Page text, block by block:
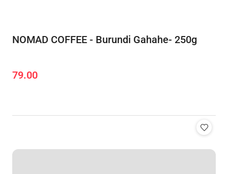
NOMAD COFFEE - Burundi Gahahe- 250g
Cena:
79.00